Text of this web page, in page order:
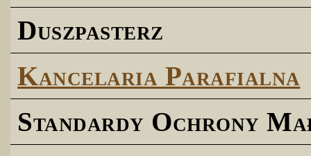
Duszpasterz
Kancelaria Parafialna
Standardy Ochrony